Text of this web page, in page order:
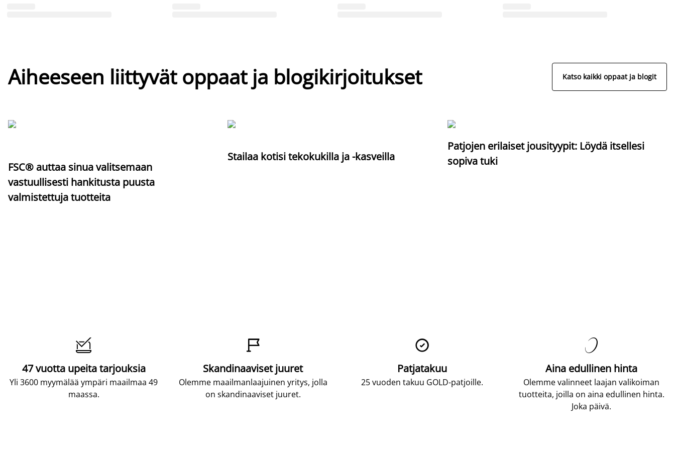
Aiheeseen liittyvät oppaat ja blogikirjoitukset Katso kaikki oppaat ja blogit
FSC® auttaa sinua valitsemaan
vastuullisesti hankitusta puusta
valmistettuja tuotteita
Stailaa kotisi tekokukilla ja -kasveilla
Patjojen erilaiset jousityypit: Löydä itsellesi
sopiva tuki

47 vuotta upeita tarjouksia
Yli 3600 myymälää ympäri maailmaa 49
maassa.

Skandinaaviset juuret
Olemme maailmanlaajuinen yritys, jolla
on skandinaaviset juuret.

Patjatakuu
25 vuoden takuu GOLD-patjoille.

Aina edullinen hinta
Olemme valinneet laajan valikoiman
tuotteita, joilla on aina edullinen hinta.
Joka päivä.